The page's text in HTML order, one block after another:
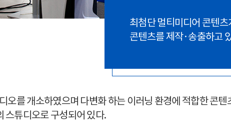
최첨단 멀티미디어 콘텐
콘텐츠를 제작·송출하고
를 개소하였으며 다변화 하는 이러닝 환경에 적합한 콘
스튜디오로 구성되어 있다.